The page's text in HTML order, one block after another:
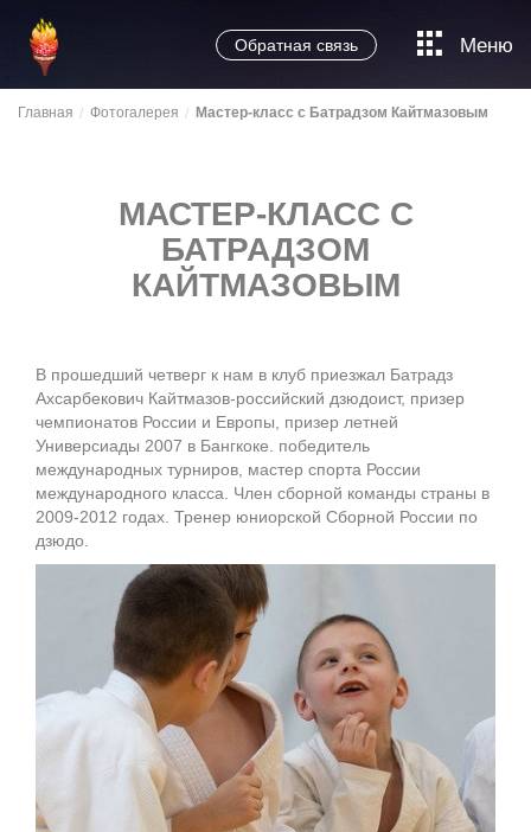
Обратная связь Меню
Главная Фотогалерея Мастер-класс с Батрадзом Кайтмазовым
МАСТЕР-КЛАСС С
БАТРАДЗОМ
КАЙТМАЗОВЫМ
В прошедший четверг к нам в клуб приезжал Батрадз
Ахсарбекович Кайтмазов-российский дзюдоист, призер
чемпионатов России и Европы, призер летней
Универсиады 2007 в Бангкоке. победитель
международных турниров, мастер спорта России
международного класса. Член сборной команды страны в
2009-2012 годах. Тренер юниорской Сборной России по
дзюдо.